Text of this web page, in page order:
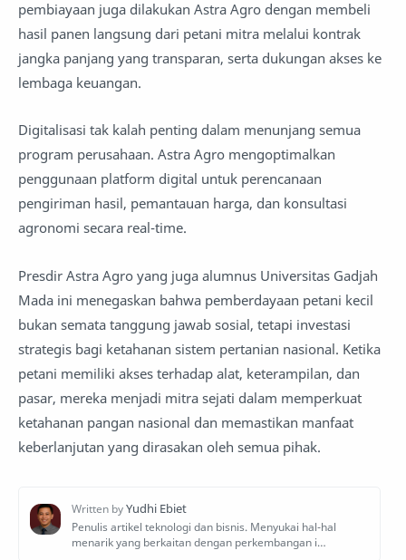
pembiayaan juga dilakukan Astra Agro dengan membeli
hasil panen langsung dari petani mitra melalui kontrak
jangka panjang yang transparan, serta dukungan akses ke
lembaga keuangan.
Digitalisasi tak kalah penting dalam menunjang semua
program perusahaan. Astra Agro mengoptimalkan
penggunaan platform digital untuk perencanaan
pengiriman hasil, pemantauan harga, dan konsultasi
agronomi secara real-time.
Presdir Astra Agro yang juga alumnus Universitas Gadjah
Mada ini menegaskan bahwa pemberdayaan petani kecil
bukan semata tanggung jawab sosial, tetapi investasi
strategis bagi ketahanan sistem pertanian nasional. Ketika
petani memiliki akses terhadap alat, keterampilan, dan
pasar, mereka menjadi mitra sejati dalam memperkuat
ketahanan pangan nasional dan memastikan manfaat
keberlanjutan yang dirasakan oleh semua pihak.